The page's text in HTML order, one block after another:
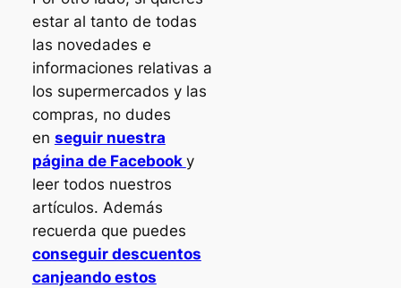
estar al tanto de todas
las novedades e
informaciones relativas a
los supermercados y las
compras, no dudes
en seguir nuestra
página de Facebook y
leer todos nuestros
artículos. Además
recuerda que puedes
conseguir descuentos
canjeando estos